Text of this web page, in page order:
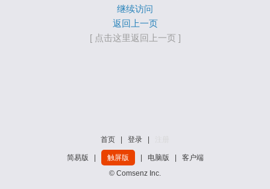
继续访问
返回上一页
[ 点击这里返回上一页 ]
首页 登录
简易版 触屏版 电脑版
客户端
© Comsenz Inc.